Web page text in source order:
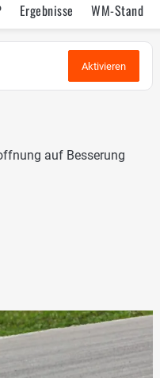
Ergebnisse WM-Stand
Reglement Lexikon
Aktivieren
auf Besserung